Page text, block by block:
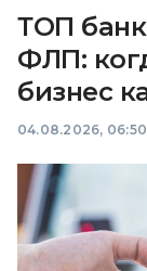
ТОП
ФЛП:
бизнес
04.08.2026, 06:50